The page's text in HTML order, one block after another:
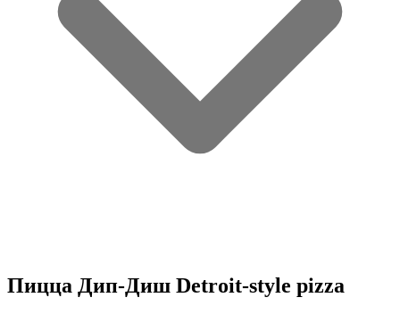
Пицца Дип-Диш Detroit-style pizza